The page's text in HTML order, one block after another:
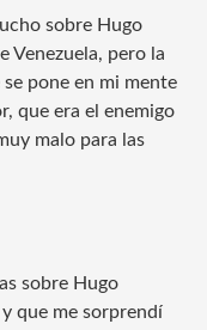
sobre Hugo
Venezuela, pero la
pone en mi mente
que era el enemigo
malo para las
sobre Hugo
que me sorprendí